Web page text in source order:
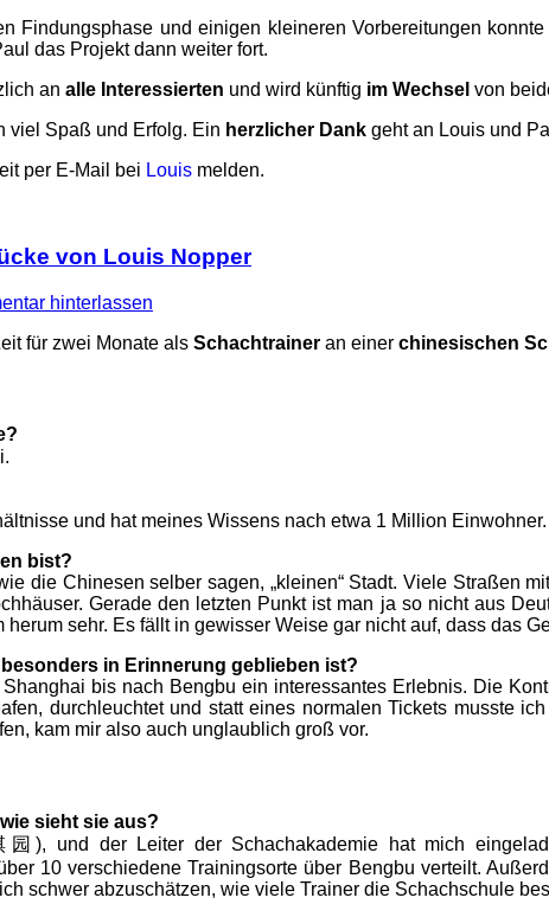
Findungsphase und einigen kleineren Vorbereitungen
das Projekt dann weiter fort.
an alle Interessierten und wird künftig im Wechsel von
viel Spaß und Erfolg. Ein herzlicher Dank geht an Louis und
per E-Mail bei Louis melden.
von Louis Nopper
hinterlassen
für zwei Monate als Schachtrainer an einer chinesischen
und hat meines Wissens nach etwa 1 Million
bist?
die Chinesen selber sagen, „kleinen“ Stadt. Viele Straßen
Gerade den letzten Punkt ist man ja so nicht aus
sehr. Es fällt in gewisser Weise gar nicht auf, dass das
in Erinnerung geblieben ist?
bis nach Bengbu ein interessantes Erlebnis. Die
durchleuchtet und statt eines normalen Tickets musste
kam mir also auch unglaublich groß vor.
sieht sie aus?
), und der Leiter der Schachakademie hat mich
10 verschiedene Trainingsorte über Bengbu verteilt.
schwer abzuschätzen, wie viele Trainer die Schachschule